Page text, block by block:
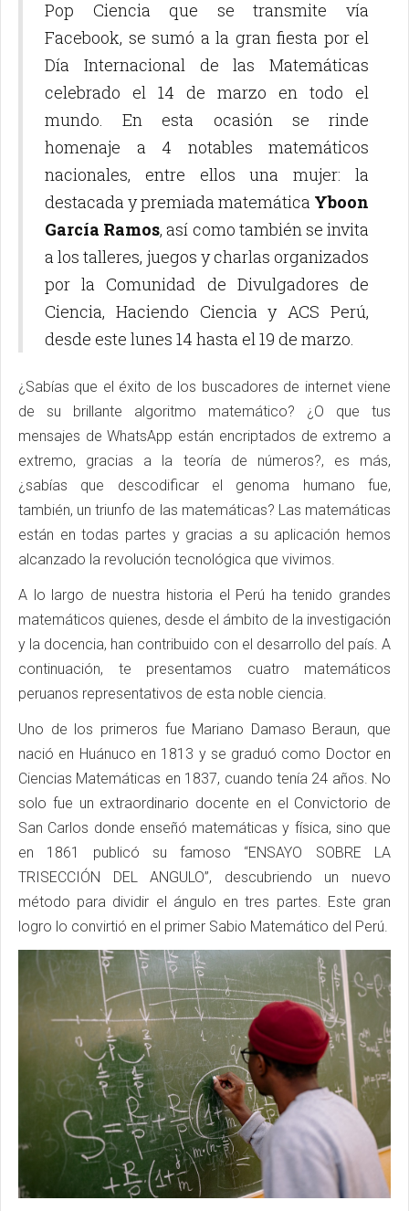
Pop Ciencia que se transmite vía
Facebook, se sumó a la gran fiesta por el
Día Internacional de las Matemáticas
celebrado el 14 de marzo en todo el
mundo. En esta ocasión se rinde
homenaje a 4 notables matemáticos
nacionales, entre ellos una mujer: la
destacada y premiada matemática Yboon
García Ramos, así como también se invita
a los talleres, juegos y charlas organizados
por la Comunidad de Divulgadores de
Ciencia, Haciendo Ciencia y ACS Perú,
desde este lunes 14 hasta el 19 de marzo.
¿Sabías que el éxito de los buscadores de internet viene
de su brillante algoritmo matemático? ¿O que tus
mensajes de WhatsApp están encriptados de extremo a
extremo, gracias a la teoría de números?, es más,
¿sabías que descodificar el genoma humano fue,
también, un triunfo de las matemáticas? Las matemáticas
están en todas partes y gracias a su aplicación hemos
alcanzado la revolución tecnológica que vivimos.
A lo largo de nuestra historia el Perú ha tenido grandes
matemáticos quienes, desde el ámbito de la investigación
y la docencia, han contribuido con el desarrollo del país. A
continuación, te presentamos cuatro matemáticos
peruanos representativos de esta noble ciencia.
Uno de los primeros fue Mariano Damaso Beraun, que
nació en Huánuco en 1813 y se graduó como Doctor en
Ciencias Matemáticas en 1837, cuando tenía 24 años. No
solo fue un extraordinario docente en el Convictorio de
San Carlos donde enseñó matemáticas y física, sino que
en 1861 publicó su famoso “ENSAYO SOBRE LA
TRISECCIÓN DEL ANGULO”, descubriendo un nuevo
método para dividir el ángulo en tres partes. Este gran
logro lo convirtió en el primer Sabio Matemático del Perú.